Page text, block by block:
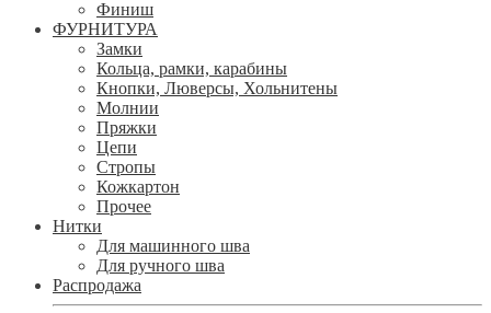
Финиш
ФУРНИТУРА
Замки
Кольца, рамки, карабины
Кнопки, Люверсы, Хольнитены
Молнии
Пряжки
Цепи
Стропы
Кожкартон
Прочее
Нитки
Для машинного шва
Для ручного шва
Распродажа